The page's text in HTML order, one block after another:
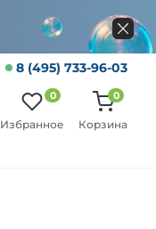
8 (495) 733-96-03
Избранное
0
Корзина
0